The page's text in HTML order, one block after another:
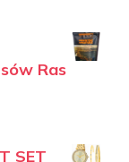
Ras
SET